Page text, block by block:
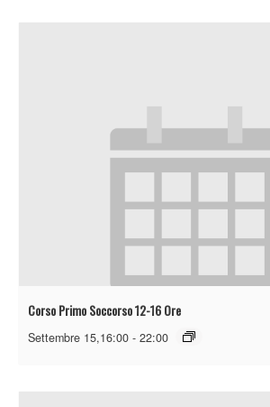
Corso Primo Soccorso 12-16 Ore
Settembre 15,16:00 - 22:00